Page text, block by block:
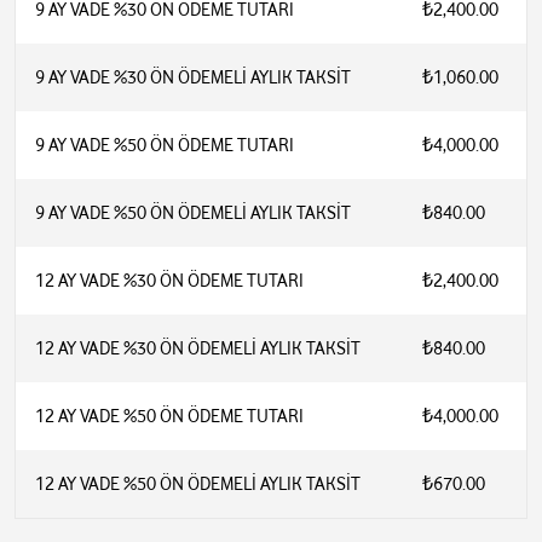
9 AY VADE %30 ÖN ÖDEME TUTARI ₺2,400.00
9 AY VADE %30 ÖN ÖDEMELİ AYLIK TAKSİT ₺1,060.00
9 AY VADE %50 ÖN ÖDEME TUTARI ₺4,000.00
9 AY VADE %50 ÖN ÖDEMELİ AYLIK TAKSİT ₺840.00
12 AY VADE %30 ÖN ÖDEME TUTARI ₺2,400.00
12 AY VADE %30 ÖN ÖDEMELİ AYLIK TAKSİT ₺840.00
12 AY VADE %50 ÖN ÖDEME TUTARI ₺4,000.00
12 AY VADE %50 ÖN ÖDEMELİ AYLIK TAKSİT ₺670.00